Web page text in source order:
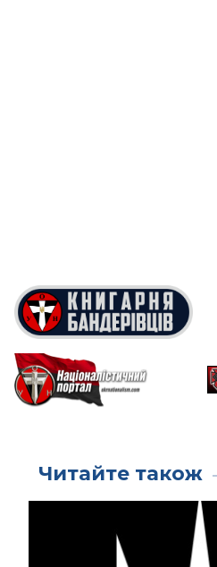
Читайте також